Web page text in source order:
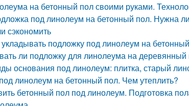
на бетонный пол своими руками.
под линолеум на бетонный пол. Нужна
сэкономить
подложку под линолеум на
ли подложку для линолеума на деревянный
основания под линолеум: плитка, старый
линолеум на бетонный пол. Чем утеплить?
бетонный пол под линолеум. Подготовка